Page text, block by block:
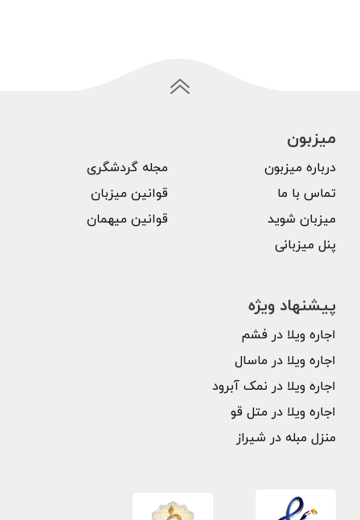
میزبون
درباره میزبون
تماس با ما
میزبان شوید
پنل میزبانی
مجله گردشگری
قوانین میزبان
قوانین میهمان
پیشنهاد ویژه
اجاره ویلا در فشم
اجاره ویلا در ماسال
اجاره ویلا در نمک آبرود
اجاره ویلا در متل قو
منزل مبله در شیراز